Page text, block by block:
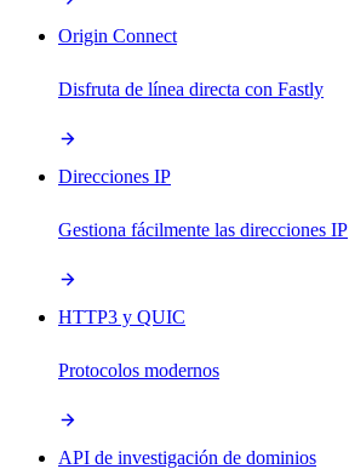
Origin Connect
Disfruta de línea directa con Fastly
Direcciones IP
Gestiona fácilmente las direcciones IP
HTTP3 y QUIC
Protocolos modernos
API de investigación de dominios